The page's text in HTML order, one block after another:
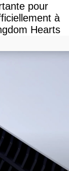
pour
à
Hearts